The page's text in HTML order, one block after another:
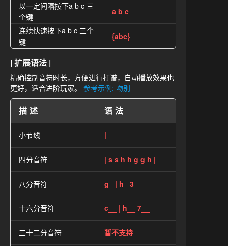
以一定间隔按下a b c 三
个键
a b c
连续快速按下a b c 三个
键
{abc}
| 扩展语法 |
精确控制音符时长，方便进行打谱，自动播放效果也
更好，适合进阶玩家。参考示例: 吻别
描述 语法
小节线 |
四分音符 | s s h h g g h |
八分音符 g_ | h_ 3_
十六分音符 c__ | h__ 7__
三十二分音符 暂不支持